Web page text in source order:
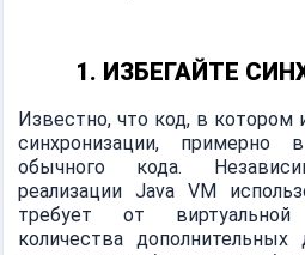
1. ИЗБЕГАЙТЕ
Известно, что код, в котором
синхронизации,
обычного кода.
реализации Java VM
требует от
количества